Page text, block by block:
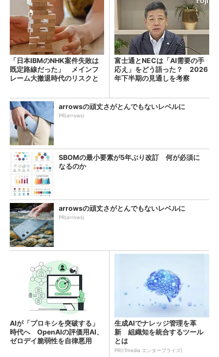
「日本IBMのNHK案件失敗は
既定路線だった」 メインフ
レーム大撤退時代のリスクと
富士通とNECは「AI需要の手
応え」をどう語った？ 2026
年下半期の見通しを考察
arrowsの頑丈さがとんでもないレベルに
PR(arrows)
SBOMの最小要素が5年ぶり改訂 何が必須に
なるのか
arrowsの頑丈さがとんでもないレベルに
PR(arrows)
AIが「プロキシを突破する」
時代へ OpenAIの評価用AI、
ゼロデイ脆弱性を自律悪用
生成AIでナレッジ管理を革
新 組織知を統合するツール
とは
PR(ITmedia エンタープライズ)